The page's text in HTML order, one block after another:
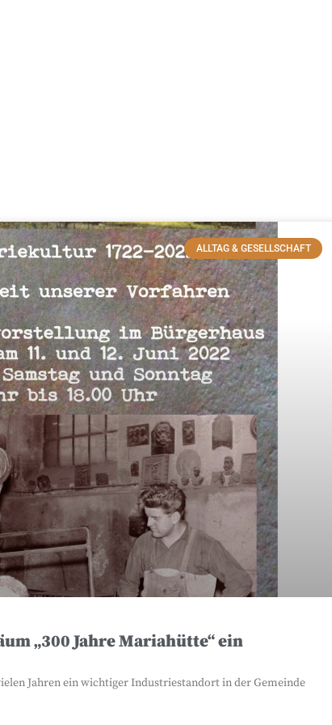
ALLTAG & GESELLSCHAFT
„300 Jahre Mariahütte“ ein
Jahren ein wichtiger Industriestandort in der Gemeinde